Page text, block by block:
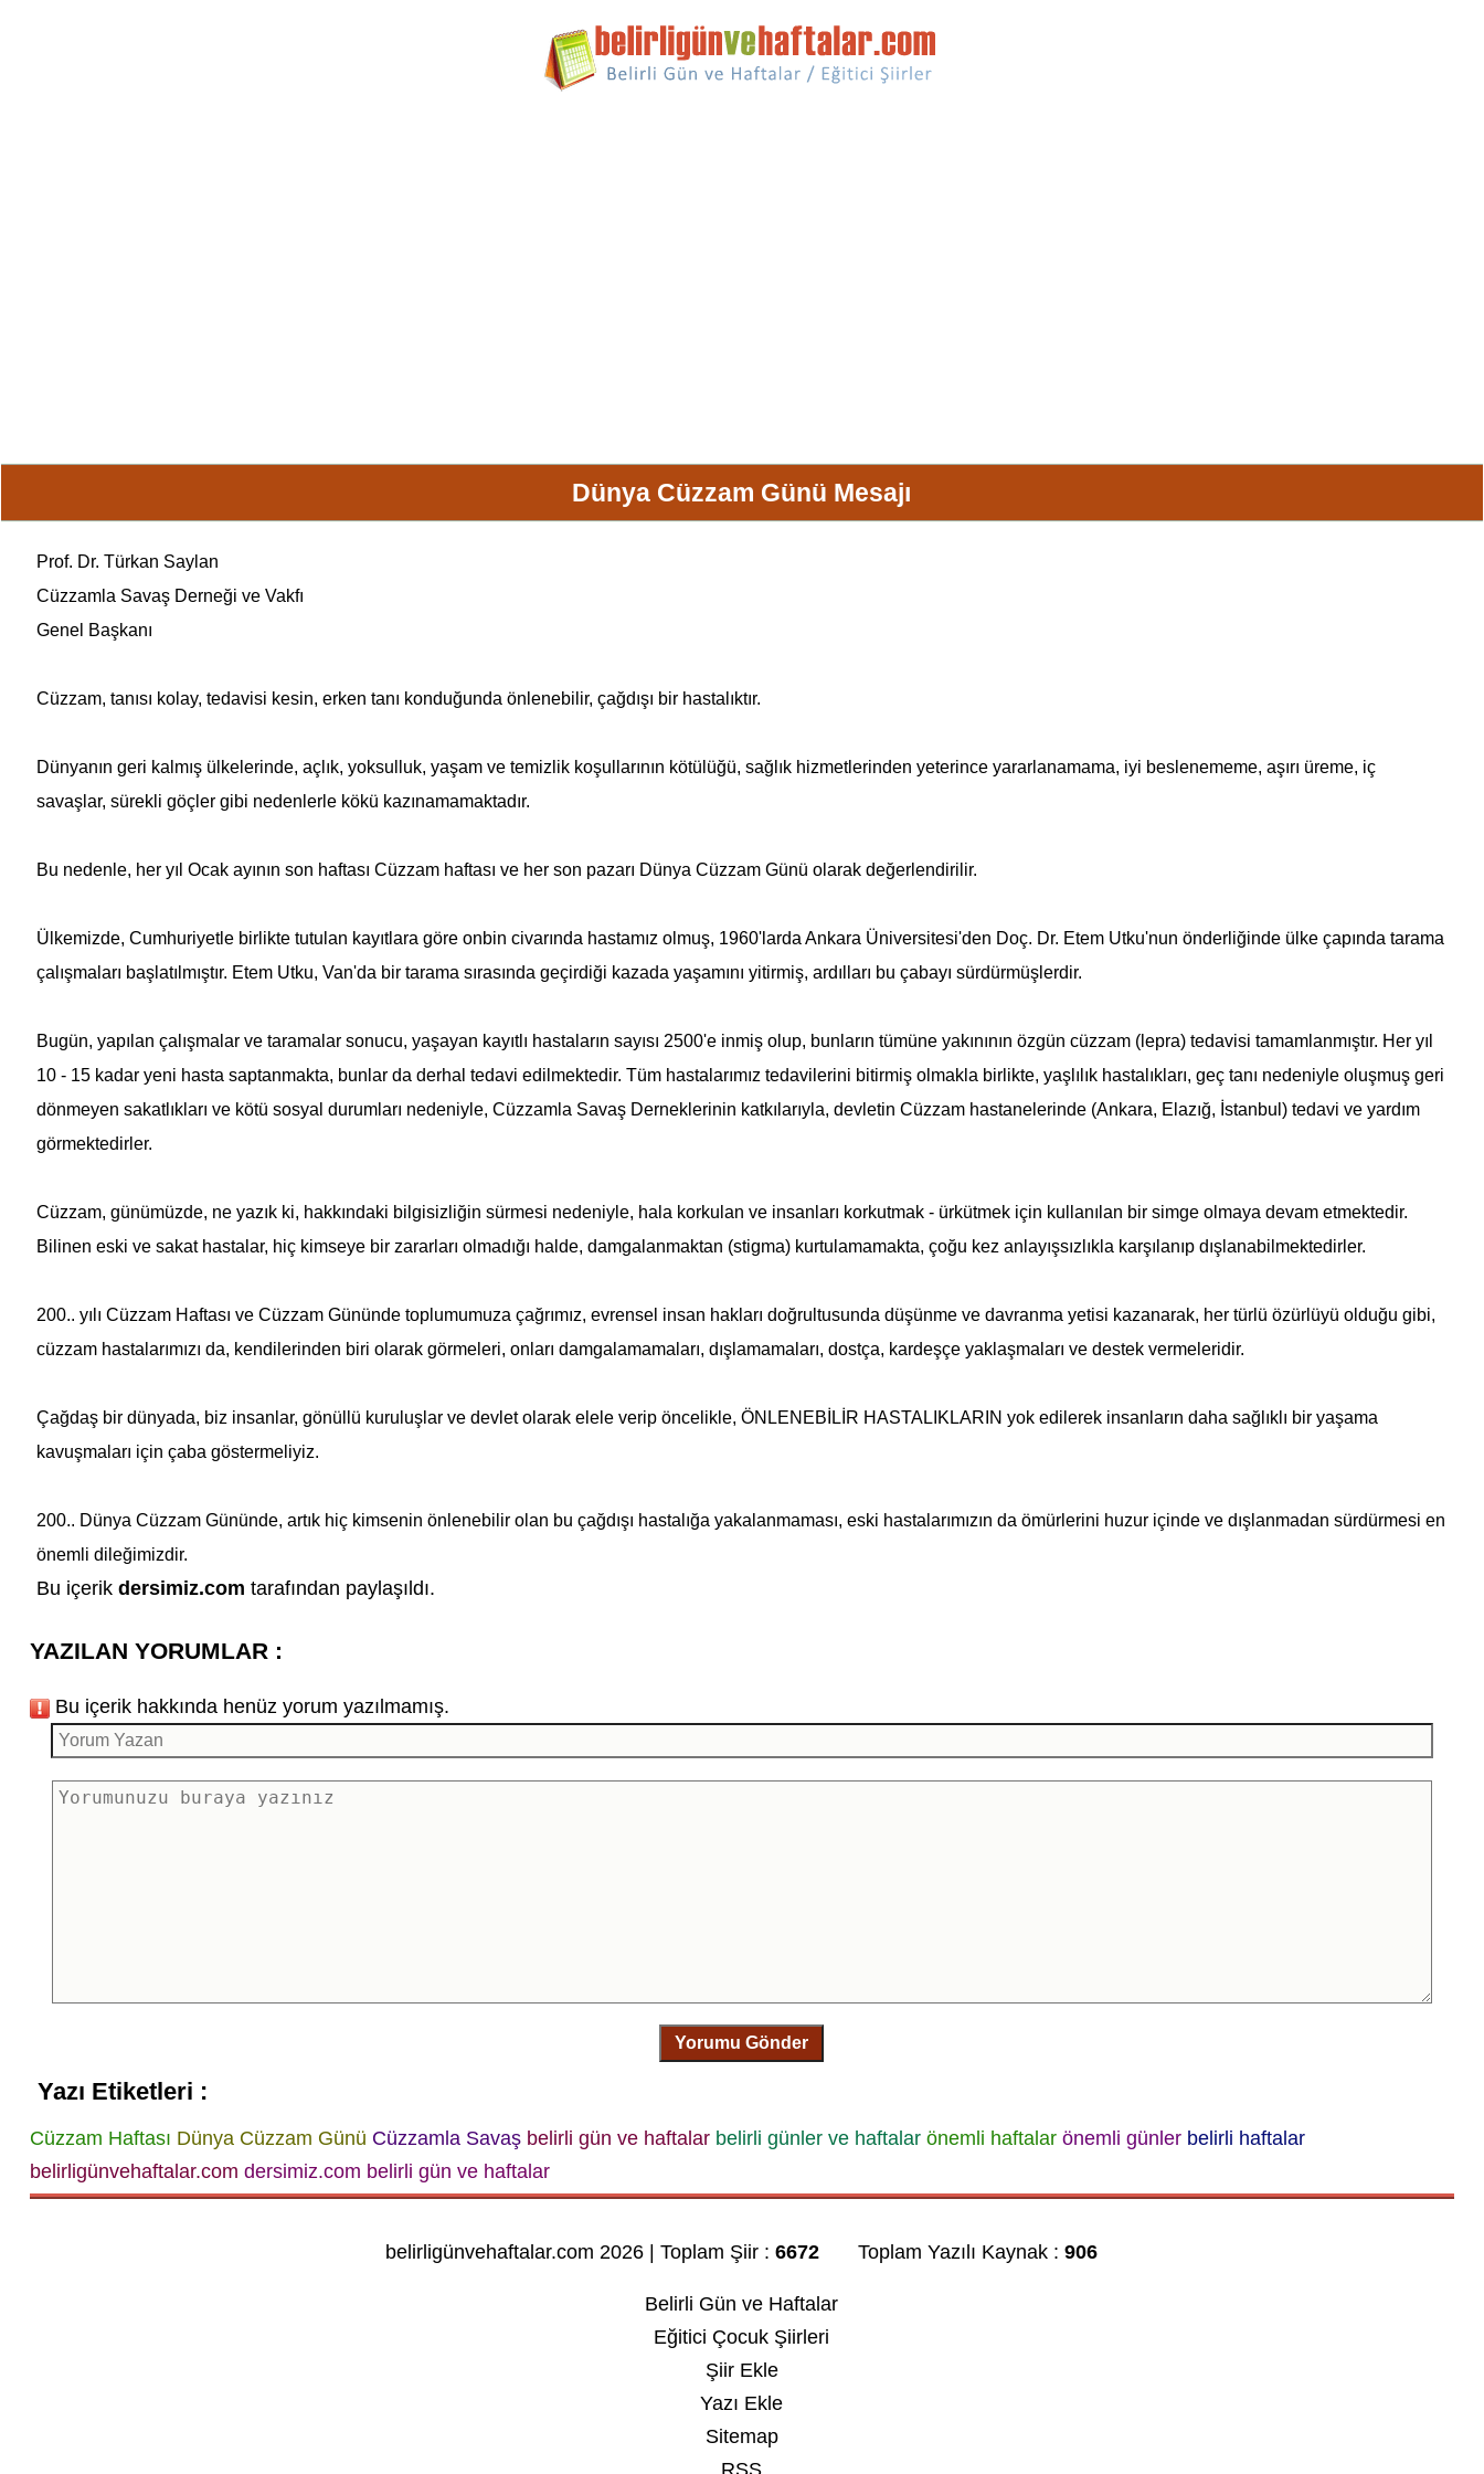
Dünya Cüzzam Günü Mesajı
Prof. Dr. Türkan Saylan
Cüzzamla SavaşDerneği ve Vakfı
Genel Başkanı
Cüzzam, tanısı kolay, tedavisi kesin, erken tanı konduğunda önlenebilir, çağdışı bir hastalıktır.
Dünyanın geri kalmış ülkelerinde, açlık, yoksulluk, yaşam ve temizlik koşullarının kötülüğü, sağlık hizmetlerinden yeterince yararlanamama, iyi beslenememe, aşırı üreme, iç
savaşlar, sürekli göçler gibi nedenlerle kökü kazınamamaktadır.
Bu nedenle, her yıl Ocak ayının son haftası Cüzzam haftası ve her son pazarı Dünya Cüzzam Günü olarak değerlendirilir.
Ülkemizde, Cumhuriyetle birlikte tutulan kayıtlara göre onbin civarında hastamız olmuş, 1960'larda Ankara Üniversitesi'den Doç. Dr. Etem Utku'nun önderliğinde ülke çapında tarama
çalışmaları başlatılmıştır. Etem Utku, Van'da bir tarama sırasında geçirdiği kazada yaşamını yitirmiş, ardılları bu çabayı sürdürmüşlerdir.
Bugün, yapılan çalışmalar ve taramalar sonucu, yaşayan kayıtlı hastaların sayısı 2500'e inmiş olup, bunların tümüne yakınının özgün cüzzam (lepra) tedavisi tamamlanmıştır. Her yıl
10 - 15 kadar yeni hasta saptanmakta, bunlar da derhal tedavi edilmektedir. Tüm hastalarımız tedavilerini bitirmiş olmakla birlikte, yaşlılık hastalıkları, geç tanı nedeniyle oluşmuş geri
dönmeyen sakatlıkları ve kötü sosyal durumları nedeniyle, Cüzzamla SavaşDerneklerinin katkılarıyla, devletin Cüzzam hastanelerinde (Ankara, Elazığ, İstanbul) tedavi ve yardım
görmektedirler.
Cüzzam, günümüzde, ne yazık ki, hakkındaki bilgisizliğin sürmesi nedeniyle, hala korkulan ve insanları korkutmak - ürkütmek için kullanılan bir simge olmaya devam etmektedir.
Bilinen eski ve sakat hastalar, hiç kimseye bir zararları olmadığı halde, damgalanmaktan (stigma) kurtulamamakta, çoğu kez anlayışsızlıkla karşılanıp dışlanabilmektedirler.
200.. yılı Cüzzam Haftası ve Cüzzam Gününde toplumumuza çağrımız, evrensel insan hakları doğrultusunda düşünme ve davranma yetisi kazanarak, her türlü özürlüyü olduğu gibi,
cüzzam hastalarımızı da, kendilerinden biri olarak görmeleri, onları damgalamamaları, dışlamamaları, dostça, kardeşçe yaklaşmaları ve destek vermeleridir.
Çağdaş bir dünyada, biz insanlar, gönüllü kuruluşlar ve devlet olarak elele verip öncelikle, ÖNLENEBİLİR HASTALIKLARIN yok edilerek insanların daha sağlıklı bir yaşama
kavuşmaları için çaba göstermeliyiz.
200.. Dünya Cüzzam Gününde, artık hiç kimsenin önlenebilir olan bu çağdışı hastalığa yakalanmaması, eski hastalarımızın da ömürlerini huzur içinde ve dışlanmadan sürdürmesi en
önemli dileğimizdir.
Bu içerik dersimiz.com tarafından paylaşıldı.
YAZILAN YORUMLAR :
Bu içerik hakkında henüz yorum yazılmamış.
Yorumu Gönder
Yazı Etiketleri :
Cüzzam Haftası Dünya Cüzzam Günü Cüzzamla Savaş belirli gün ve haftalar belirli günler ve haftalar önemli haftalar önemli günler belirli haftalar
belirligünvehaftalar.com dersimiz.com belirli gün ve haftalar
belirligünvehaftalar.com 2026 | Toplam Şiir :6672 Toplam Yazılı Kaynak :906
Belirli Gün ve Haftalar
Eğitici Çocuk Şiirleri
Şiir Ekle
Yazı Ekle
Sitemap